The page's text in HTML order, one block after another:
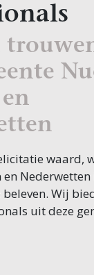
waard,
en Nederwetten
Wij
uit deze